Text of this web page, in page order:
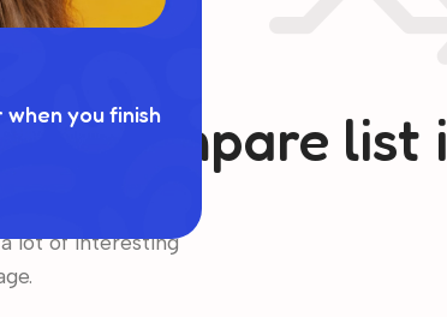
you finish
Compare list
lot of interesting